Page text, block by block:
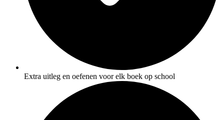
Extra uitleg en oefenen voor elk boek op school